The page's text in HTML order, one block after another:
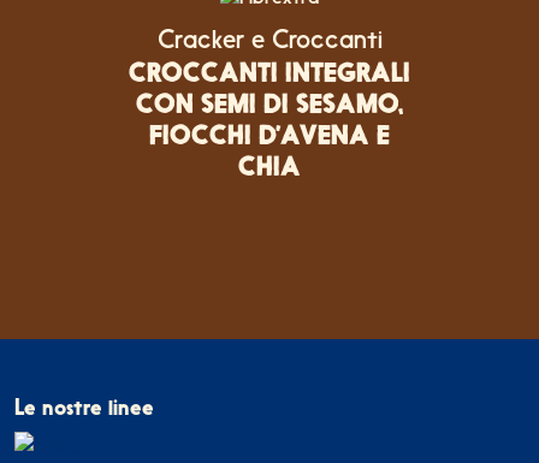
Cracker e Croccanti
CROCCANTI INTEGRALI
CON SEMI DI SESAMO,
FIOCCHI D’AVENA E
CHIA
Le nostre linee